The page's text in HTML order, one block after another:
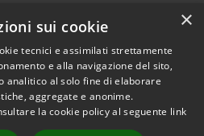
Copyright © 2026 • Comune di
Treviolo • Powered by
×
sui cookie
tecnici e assimilati strettamente
e alla navigazione del sito,
analitico al solo fine di elaborare
aggregate e anonime.
la cookie policy al seguente link